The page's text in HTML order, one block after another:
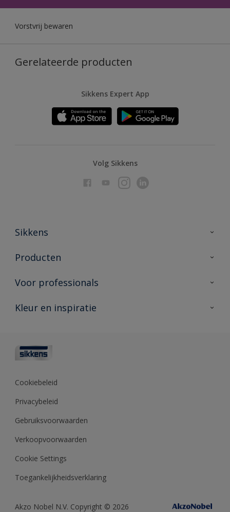
Vorstvrij bewaren
Gerelateerde producten
Sikkens Expert App
Volg Sikkens
Sikkens
Over Sikkens
Duurzaamheid
Producten
Producten voor binnen
Vind je verkooppunt
Voor professionals
Advies & service
Polyfilla Pro
Sikkens Center
Kleur en inspiratie
Kleurcollecties
Kennisbank
Cookiebeleid
Privacybeleid
Gebruiksvoorwaarden
Verkoopvoorwaarden
Cookie Settings
Toegankelijkheidsverklaring
Akzo Nobel N.V. Copyright © 2026